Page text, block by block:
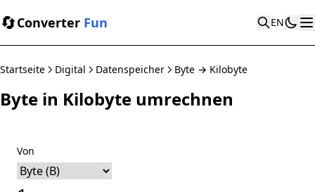
🔄Converter Fun EN
Startseite Digital Datenspeicher Byte → Kilobyte
Byte in Kilobyte umrechnen
Von